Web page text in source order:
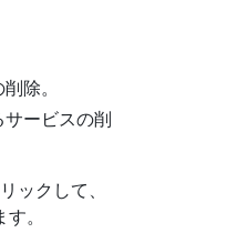
除。
ービスの削
ックして、
。